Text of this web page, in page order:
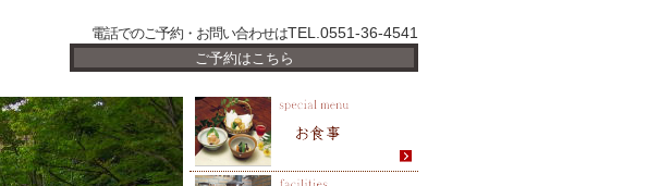
電話でのご予約・お問い合わせはTEL.0551-36-4541
ご予約はこちら